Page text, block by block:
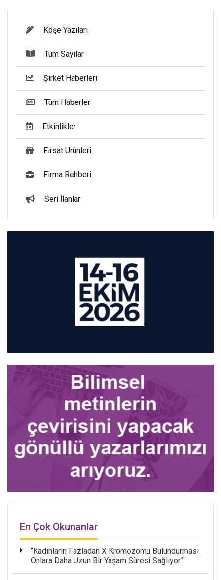
Köşe Yazıları
Tüm Sayılar
Şirket Haberleri
Tüm Haberler
Etkinlikler
Fırsat Ürünleri
Firma Rehberi
Seri İlanlar
En Çok Okunanlar
“Kadınların Fazladan X Kromozomu Bulundurması
Onlara Daha Uzun Bir Yaşam Süresi Sağlıyor”